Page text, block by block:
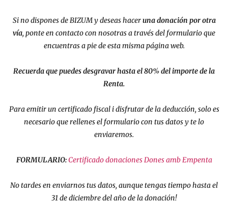
Si no dispones de BIZUM y deseas haceruna donación por otra
vía, ponte en contacto con nosotras a través del formulario que
encuentras a pie de esta misma página web.
Recuerda que puedes desgravar hasta el 80% del importe de la
Renta.
Para emitir un certificado fiscal i disfrutar de la deducción, solo es
necesario que rellenes el formulario con tus datos y te lo
enviaremos.
FORMULARIO:Certificado donaciones Dones amb Empenta
No tardes en enviarnos tus datos, aunque tengas tiempo hasta el
31 de diciembre del año de la donación!